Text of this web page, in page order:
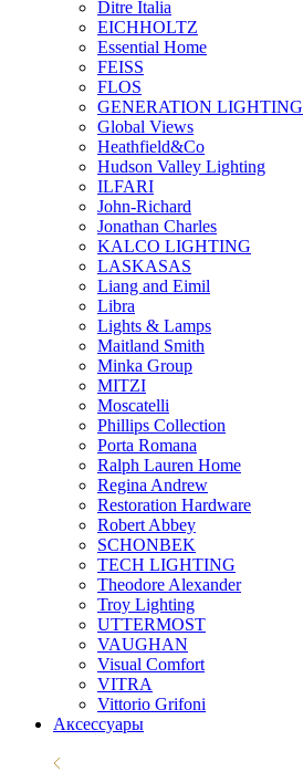
Ditre Italia
EICHHOLTZ
Essential Home
FEISS
FLOS
GENERATION LIGHTING
Global Views
Heathfield&Co
Hudson Valley Lighting
ILFARI
John-Richard
Jonathan Charles
KALCO LIGHTING
LASKASAS
Liang and Eimil
Libra
Lights & Lamps
Maitland Smith
Minka Group
MITZI
Moscatelli
Phillips Collection
Porta Romana
Ralph Lauren Home
Regina Andrew
Restoration Hardware
Robert Abbey
SCHONBEK
TECH LIGHTING
Theodore Alexander
Troy Lighting
UTTERMOST
VAUGHAN
Visual Comfort
VITRA
Vittorio Grifoni
Аксессуары